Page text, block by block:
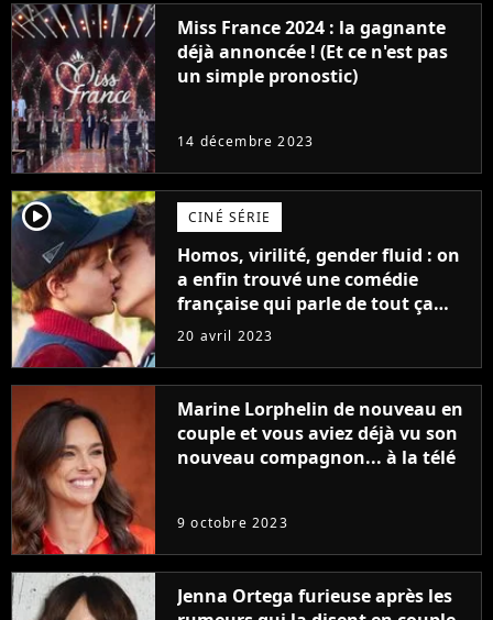
Miss France 2024 : la gagnante
déjà annoncée ! (Et ce n'est pas
un simple pronostic)
14 décembre 2023
player2 CINÉ SÉRIE
Homos, virilité, gender fluid : on
a enfin trouvé une comédie
française qui parle de tout ça
sans être super ringarde
20 avril 2023
Marine Lorphelin de nouveau en
couple et vous aviez déjà vu son
nouveau compagnon... à la télé
9 octobre 2023
Jenna Ortega furieuse après les